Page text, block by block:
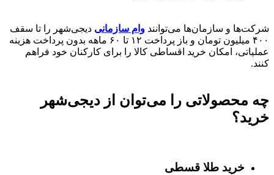
شرکت‌ها و سازمان‌ها می‌توانند وام سازمانی دیجی‌شهر را تا سقف
۴۰۰ میلیون تومان و باز پرداخت ۱۲ تا ۶۰
ماهه بدون پرداخت هزینه
عملیاتی، امکان خرید اقساطی کالا را برای کارکنان خود فراهم
کنند.
چه محصولاتی را می‌توان از دیجی‌شهر
خرید؟
خرید طلا قسطی